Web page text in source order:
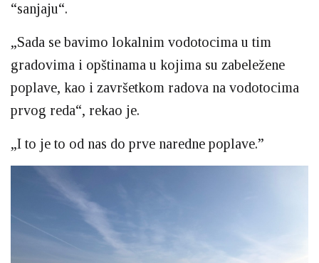
“sanjaju“.
„Sada se bavimo lokalnim vodotocima u tim
gradovima i opštinama u kojima su zabeležene
poplave, kao i završetkom radova na vodotocima
prvog reda“, rekao je.
„I to je to od nas do prve naredne poplave.”